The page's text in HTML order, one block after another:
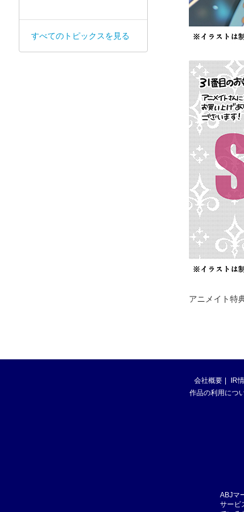
アニメイト特
すべてのトピックスを見る
会社概要 IR
作品の利用につ
ABJマ
サービ